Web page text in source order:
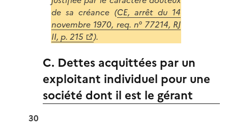
de sa créance (CE, arrêt du 14
novembre 1970, req. n° 77214, RJ
II, p. 215
).
C. Dettes acquittées par un
exploitant individuel pour une
société dont il est le gérant
30